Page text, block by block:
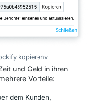
kopierenv
und Geld in ihren
Vorteile:
dem Kunden,